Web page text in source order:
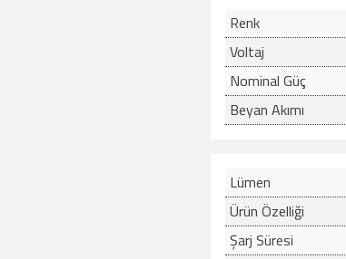
Renk
Voltaj
Nominal Güç
Beyan Akımı
Lümen
Ürün Özelliği
Şarj Süresi